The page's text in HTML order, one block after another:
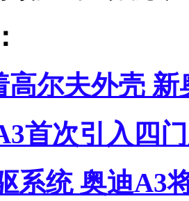
高尔夫外壳
首次引入四
系统 奥迪A3